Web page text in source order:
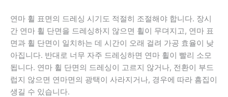
연마 휠 표면의 드레싱 시기도 적절히 조절해야 합니다. 장시
간 연마 휠 단면을 드레싱하지 않으면 휠이 무뎌지고, 연마 표
면과 휠 단면이 일치하는 데 시간이 오래 걸려 가공 효율이 낮
아집니다. 반대로 너무 자주 드레싱하면 연마 휠이 빨리 소모
됩니다. 연마 휠 단면의 드레싱이 고르지 않거나, 전환이 부드
럽지 않으면 연마면의 광택이 사라지거나, 경우에 따라 흠집이
생길 수 있습니다.